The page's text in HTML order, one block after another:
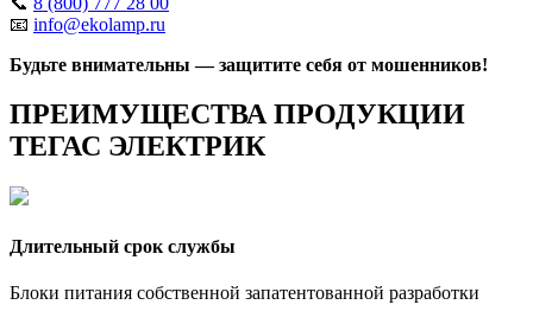
📧 info@ekolamp.ru
Будьте внимательны — защитите себя от мошенников!
ПРЕИМУЩЕСТВА ПРОДУКЦИИ
ТЕГАС ЭЛЕКТРИК
Длительный срок службы
Блоки питания собственной запатентованной разработки